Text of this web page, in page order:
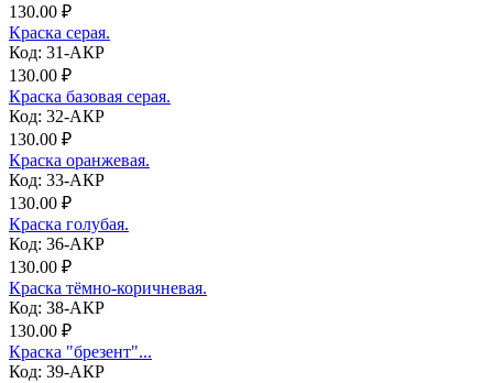
130.00 ₽
Краска серая.
Код: 31-АКР
130.00 ₽
Краска базовая серая.
Код: 32-АКР
130.00 ₽
Краска оранжевая.
Код: 33-АКР
130.00 ₽
Краска голубая.
Код: 36-АКР
130.00 ₽
Краска тёмно-коричневая.
Код: 38-АКР
130.00 ₽
Краска "брезент"...
Код: 39-АКР